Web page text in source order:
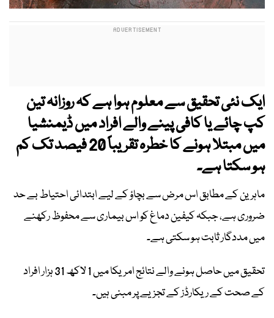
ایک نئی تحقیق سے معلوم ہوا ہے کہ روزانہ تین
کپ چائے یا کافی پینے والے افراد میں ڈیمنشیا
میں مبتلا ہونے کا خطرہ تقریباً 20 فیصد تک کم
ہو سکتا ہے۔
ماہرین کے مطابق اس مرض سے بچاؤ کے لیے ابتدائی احتیاط بے حد
ضروری ہے، جبکہ کیفین دماغ کو اس بیماری سے محفوظ رکھنے
میں مددگار ثابت ہو سکتی ہے۔
تحقیق میں حاصل ہونے والے نتائج امریکا میں 1 لاکھ 31 ہزار افراد
کے صحت کے ریکارڈز کے تجزیے پر مبنی ہیں۔